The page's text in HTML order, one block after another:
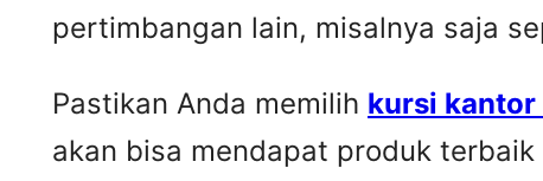
pertimbangan lain, misalnya saja
Pastikan Anda memilih kursi kantor
akan bisa mendapat produk